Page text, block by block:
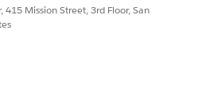
415 Mission Street, 3rd Floor, San